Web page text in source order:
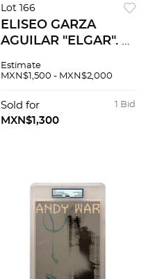
Lot 166
ELISEO GARZA
AGUILAR "ELGAR". 3
Mixta sobre tela. 68
Estimate
MXN$1,500 - MXN$2,000
1 Bid
Sold for
MXN$1,300